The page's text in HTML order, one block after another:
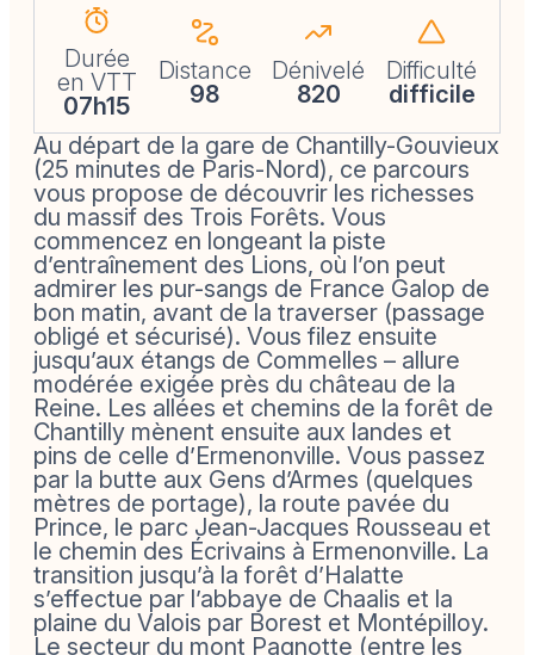
Durée
en VTT
07h15
Distance
98
Dénivelé
820
Difficulté
difficile
Au départ de la gare de Chantilly-Gouvieux
(25 minutes de Paris-Nord), ce parcours
vous propose de découvrir les richesses
du massif des Trois Forêts. Vous
commencez en longeant la piste
d’entraînement des Lions, où l’on peut
admirer les pur-sangs de France Galop de
bon matin, avant de la traverser (passage
obligé et sécurisé). Vous filez ensuite
jusqu’aux étangs de Commelles – allure
modérée exigée près du château de la
Reine. Les allées et chemins de la forêt de
Chantilly mènent ensuite aux landes et
pins de celle d’Ermenonville. Vous passez
par la butte aux Gens d’Armes (quelques
mètres de portage), la route pavée du
Prince, le parc Jean-Jacques Rousseau et
le chemin des Écrivains à Ermenonville. La
transition jusqu’à la forêt d’Halatte
s’effectue par l’abbaye de Chaalis et la
plaine du Valois par Borest et Montépilloy.
Le secteur du mont Pagnotte (entre les